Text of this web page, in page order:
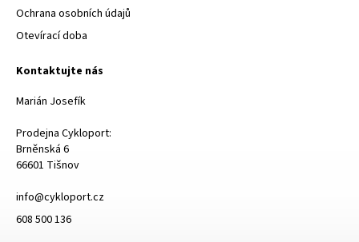
Ochrana osobních údajů
Otevírací doba
Kontaktujte nás
Marián Josefík
Prodejna Cykloport:
Brněnská 6
66601 Tišnov
info@cykloport.cz
608 500 136